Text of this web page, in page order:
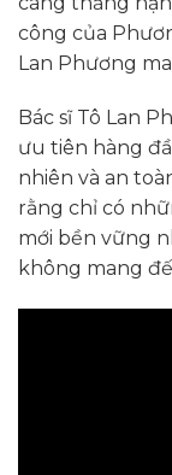
công của
Lan Phương
Bác sĩ Tô Lan
ưu tiên hàng
nhiên và an
rằng chỉ có
mới bền vững
không mang